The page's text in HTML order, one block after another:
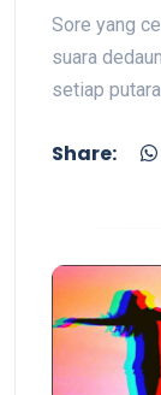
Sore yang
suara
setiap
Share: